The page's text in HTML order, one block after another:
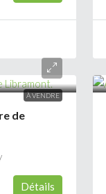
À VENDRE
de
Détails